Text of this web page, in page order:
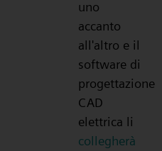
uno
accanto
all'altro e il
software di
progettazione
CAD
elettrica li
collegherà